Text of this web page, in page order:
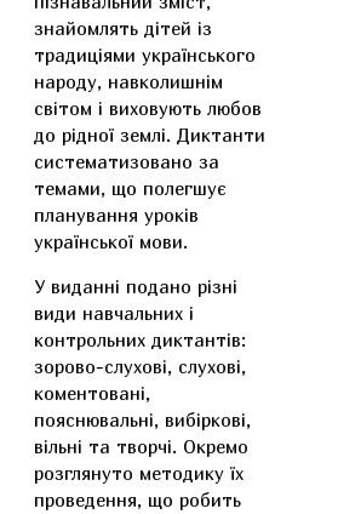
знайомлять дітей із
традиціями українського
народу, навколишнім
світом і виховують любов
до рідної землі. Диктанти
систематизовано за
темами, що полегшує
планування уроків
української мови.
У виданні подано різні
види навчальних і
контрольних диктантів:
зорово-слухові, слухові,
коментовані,
пояснювальні, вибіркові,
вільні та творчі. Окремо
розглянуто методику їх
проведення, що робить